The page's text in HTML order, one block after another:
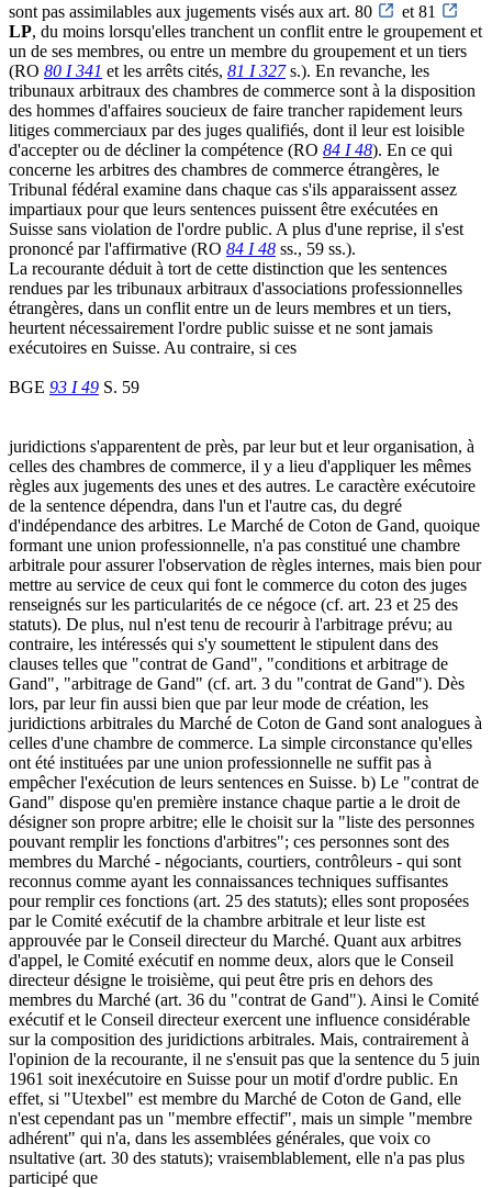
sont pas assimilables aux jugements visés aux art. 80
et 81
LP, du moins lorsqu'elles tranchent un conflit entre le groupement et
un de ses membres, ou entre un membre du groupement et un tiers
(RO 80 I 341 et les arrêts cités, 81 I 327s.). En revanche, les
tribunaux arbitraux des chambres de commerce sont à la disposition
des hommes d'affaires soucieux de faire trancher rapidement leurs
litiges commerciaux par des juges qualifiés, dont il leur est loisible
d'accepter ou de décliner la compétence (RO 84 I 48). En ce qui
concerne les arbitres des chambres de commerce étrangères, le
Tribunal fédéral examine dans chaque cas s'ils apparaissent assez
impartiaux pour que leurs sentences puissent être exécutées en
Suisse sans violation de l'ordre public. A plus d'une reprise, il s'est
prononcé par l'affirmative (RO 84 I 48 ss., 59 ss.).
La recourante déduit à tort de cette distinction que les sentences
rendues par les tribunaux arbitraux d'associations professionnelles
étrangères, dans un conflit entre un de leurs membres et un tiers,
heurtent nécessairement l'ordre public suisse et ne sont jamais
exécutoires en Suisse. Au contraire, si ces
BGE 93 I 49 S. 59
juridictions s'apparentent de près, par leur but et leur organisation, à
celles des chambres de commerce, il y a lieu d'appliquer les mêmes
règles aux jugements des unes et des autres. Le caractère exécutoire
de la sentence dépendra, dans l'un et l'autre cas, du degré
d'indépendance des arbitres. Le Marché de Coton de Gand, quoique
formant une union professionnelle, n'a pas constitué une chambre
arbitrale pour assurer l'observation de règles internes, mais bien pour
mettre au service de ceux qui font le commerce du coton des juges
renseignés sur les particularités de ce négoce (cf. art. 23 et 25 des
statuts). De plus, nul n'est tenu de recourir à l'arbitrage prévu; au
contraire, les intéressés qui s'y soumettent le stipulent dans des
clauses telles que "contrat de Gand", "conditions et arbitrage de
Gand", "arbitrage de Gand" (cf. art. 3 du "contrat de Gand"). Dès
lors, par leur fin aussi bien que par leur mode de création, les
juridictions arbitrales du Marché de Coton de Gand sont analogues à
celles d'une chambre de commerce. La simple circonstance qu'elles
ont été instituées par une union professionnelle ne suffit pas à
empêcher l'exécution de leurs sentences en Suisse. b) Le "contrat de
Gand" dispose qu'en première instance chaque partie a le droit de
désigner son propre arbitre; elle le choisit sur la "liste des personnes
pouvant remplir les fonctions d'arbitres"; ces personnes sont des
membres du Marché - négociants, courtiers, contrôleurs - qui sont
reconnus comme ayant les connaissances techniques suffisantes
pour remplir ces fonctions (art. 25 des statuts); elles sont proposées
par le Comité exécutif de la chambre arbitrale et leur liste est
approuvée par le Conseil directeur du Marché. Quant aux arbitres
d'appel, le Comité exécutif en nomme deux, alors que le Conseil
directeur désigne le troisième, qui peut être pris en dehors des
membres du Marché (art. 36 du "contrat de Gand"). Ainsi le Comité
exécutif et le Conseil directeur exercent une influence considérable
sur la composition des juridictions arbitrales. Mais, contrairement à
l'opinion de la recourante, il ne s'ensuit pas que la sentence du 5 juin
1961 soit inexécutoire en Suisse pour un motif d'ordre public. En
effet, si "Utexbel" est membre du Marché de Coton de Gand, elle
n'est cependant pas un "membre effectif", mais un simple "membre
adhérent" qui n'a, dans les assemblées générales, que voix co
nsultative (art. 30 des statuts); vraisemblablement, elle n'a pas plus
participé que